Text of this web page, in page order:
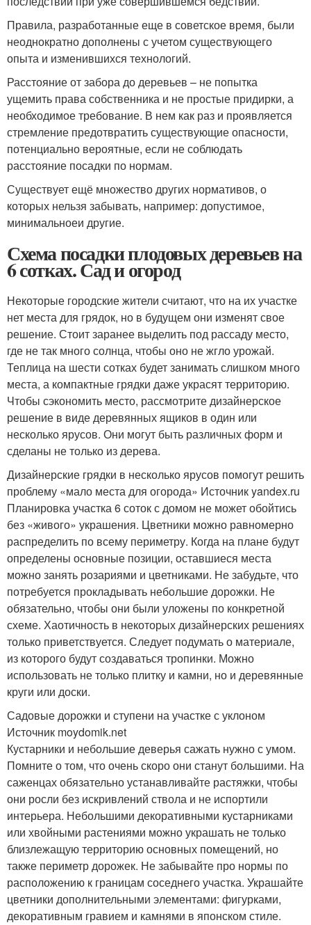
Правила, разработанные еще в советское время, были
неоднократно дополнены с учетом существующего
опыта и изменившихся технологий.
Расстояние от забора до деревьев – не попытка
ущемить права собственника и не простые придирки, а
необходимое требование. В нем как раз и проявляется
стремление предотвратить существующие опасности,
потенциально вероятные, если не соблюдать
расстояние посадки по нормам.
Существует ещё множество других нормативов, о
которых нельзя забывать, например: допустимое,
минимальноеи другие.
Схема посадки плодовых деревьев на
6 сотках. Сад и огород
Некоторые городские жители считают, что на их участке
нет места для грядок, но в будущем они изменят свое
решение. Стоит заранее выделить под рассаду место,
где не так много солнца, чтобы оно не жгло урожай.
Теплица на шести сотках будет занимать слишком много
места, а компактные грядки даже украсят территорию.
Чтобы сэкономить место, рассмотрите дизайнерское
решение в виде деревянных ящиков в один или
несколько ярусов. Они могут быть различных форм и
сделаны не только из дерева.
Дизайнерские грядки в несколько ярусов помогут решить
проблему «мало места для огорода» Источник yandex.ru
Планировка участка 6 соток с домом не может обойтись
без «живого» украшения. Цветники можно равномерно
распределить по всему периметру. Когда на плане будут
определены основные позиции, оставшиеся места
можно занять розариями и цветниками. Не забудьте, что
потребуется прокладывать небольшие дорожки. Не
обязательно, чтобы они были уложены по конкретной
схеме. Хаотичность в некоторых дизайнерских решениях
только приветствуется. Следует подумать о материале,
из которого будут создаваться тропинки. Можно
использовать не только плитку и камни, но и деревянные
круги или доски.
Садовые дорожки и ступени на участке с уклоном
Источник moydomik.net
Кустарники и небольшие деверья сажать нужно с умом.
Помните о том, что очень скоро они станут большими. На
саженцах обязательно устанавливайте растяжки, чтобы
они росли без искривлений ствола и не испортили
интерьера. Небольшими декоративными кустарниками
или хвойными растениями можно украшать не только
близлежащую территорию основных помещений, но
также периметр дорожек. Не забывайте про нормы по
расположению к границам соседнего участка. Украшайте
цветники дополнительными элементами: фигурками,
декоративным гравием и камнями в японском стиле.